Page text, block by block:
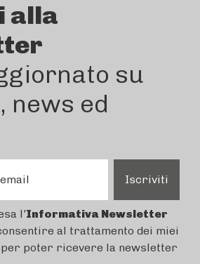
alla
su
news ed
Iscriviti
l'Informativa Newsletter
al trattamento dei miei
poter ricevere la newsletter